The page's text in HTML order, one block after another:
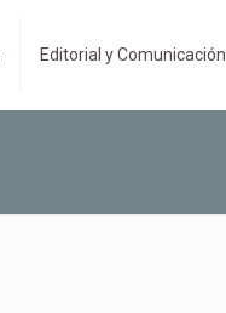
Editorial y Comunicación